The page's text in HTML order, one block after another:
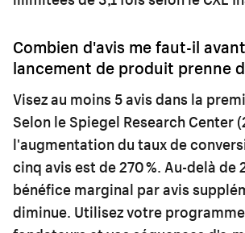
Combien d'avis me faut-il
lancement de produit prenne
Visez au moins 5 avis dans la
Selon le Spiegel Research Center
l'augmentation du taux de
cinq avis est de 270 %. Au-delà de
bénéfice marginal par avis
diminue. Utilisez votre